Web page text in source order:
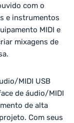
com o
e instrumentos
MIDI e
mixagens de
MIDI USB
de áudio/MIDI
de alta
Com seus